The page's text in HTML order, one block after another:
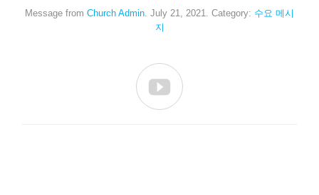
Message from Church Admin . July 21, 2021. Category: 수요 메시
지
